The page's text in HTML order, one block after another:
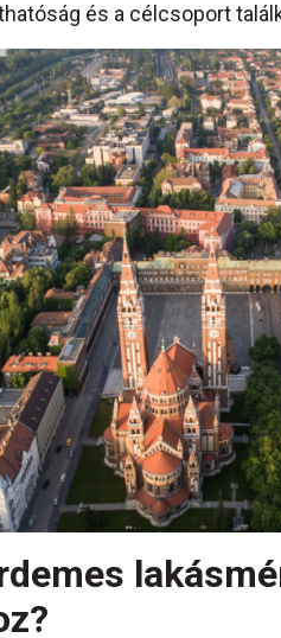
és a célcsoport